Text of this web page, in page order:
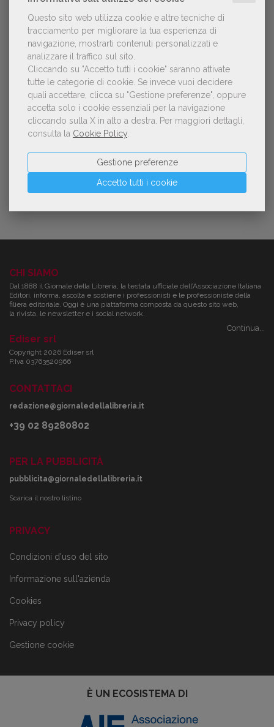
Questo sito web utilizza cookie e altre tecniche di
tracciamento per migliorare la tua esperienza di
navigazione, mostrarti contenuti personalizzati e
analizzare il traffico sul sito.
Cliccando su "Accetto tutti i cookie" saranno attivate
tutte le categorie di cookie. Se invece vuoi decidere
quali accettare, clicca su "Gestione preferenze", oppure
accetta solo i cookie essenziali per la navigazione
cliccando sulla X in alto a destra. Per maggiori dettagli,
consulta la Cookie Policy
Accetto tutti i cookie
Gestione preferenze
NOTIZIE DALL'AIE
Il Premio Inge Feltrinelli apre le
candidature per la quinta edizione,
dedicata al tema della pace
Aperte le adesioni alla collettiva italiana
Children's Book Fair 2026. Candidature
entro il 21 luglio 2026
CHI SIAMO
Dal 1888 il Giornale della Libreria, la testata ufficiale dell’Associazione Italiana
Editori, informa, ascolta e sostiene i professionisti e le professioniste della
filiera editoriale. Oggi è una piattaforma composta da questo sito web,
la rivista, le newsletter e i social network.
Continua...
Ediser srl
Copyright 2026 Ediser srl
P.Iva 03763520966
CONTATTACI
redazione@giornaledellalibreria.it
+39 02 89280802
PER LA PUBBLICITÀ
pubblicita@giornaledellalibreria.it
Scarica il nostro listino
PRIVACY
Condizioni d'uso del sito
Informazione sull'azienda
Cookies
Privacy policy
Gestione cookie
È UN ECOSISTEMA DI